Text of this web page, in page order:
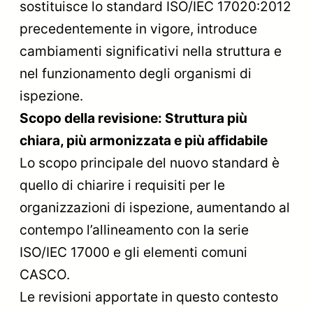
sostituisce lo standard ISO/IEC 17020:2012
precedentemente in vigore, introduce
cambiamenti significativi nella struttura e
nel funzionamento degli organismi di
ispezione.
Scopo della revisione: Struttura più
chiara, più armonizzata e più affidabile
Lo scopo principale del nuovo standard è
quello di chiarire i requisiti per le
organizzazioni di ispezione, aumentando al
contempo l’allineamento con la serie
ISO/IEC 17000 e gli elementi comuni
CASCO.
Le revisioni apportate in questo contesto